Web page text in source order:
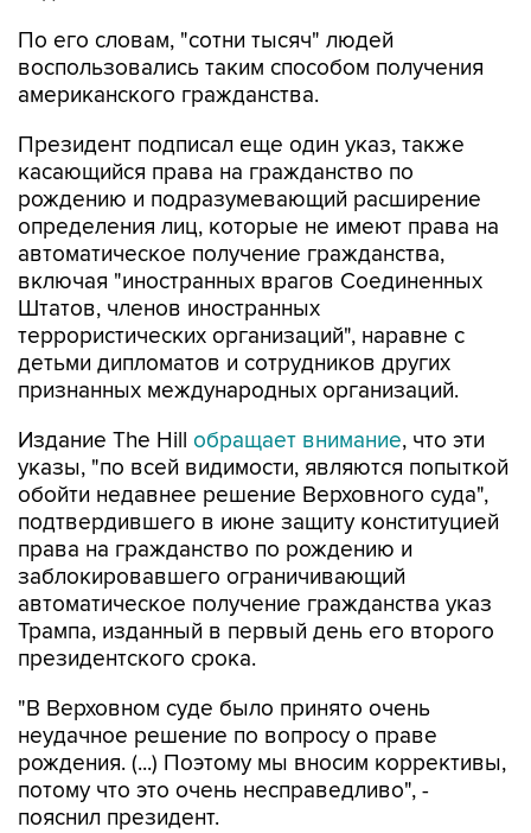
По его словам, "сотни тысяч" людей
воспользовались таким способом получения
американского гражданства.
Президент подписал еще один указ, также
касающийся права на гражданство по
рождению и подразумевающий расширение
определения лиц, которые не имеют права на
автоматическое получение гражданства,
включая "иностранных врагов Соединенных
Штатов, членов иностранных
террористических организаций", наравне с
детьми дипломатов и сотрудников других
признанных международных организаций.
Издание The Hill обращает внимание, что эти
указы, "по всей видимости, являются попыткой
обойти недавнее решение Верховного суда",
подтвердившего в июне защиту конституцией
права на гражданство по рождению и
заблокировавшего ограничивающий
автоматическое получение гражданства указ
Трампа, изданный в первый день его второго
президентского срока.
"В Верховном суде было принято очень
неудачное решение по вопросу о праве
рождения. (...) Поэтому мы вносим коррективы,
потому что это очень несправедливо", -
пояснил президент.